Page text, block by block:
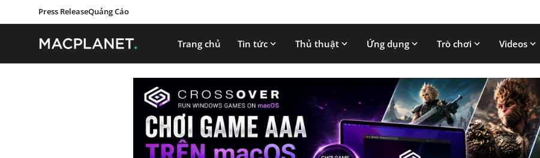
Press ReleaseQuảng Cáo
Trang chủ Tin tức Thủ thuật Ứng dụng Trò chơi Videos